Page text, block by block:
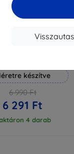
Kedvezmény
védőfólia
készítve
6 990 Ft
6 291 Ft
4 darab